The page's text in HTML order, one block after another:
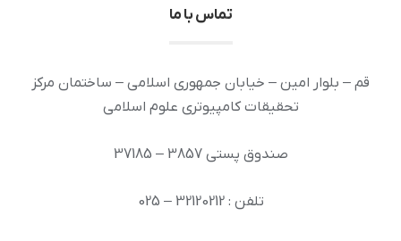
تماس با ما
قم – بلوار امین – خیابان جمهوری اسلامی – ساختمان مرکز
تحقیقات کامپیوتری علوم اسلامی
صندوق پستی 3857 – 37185
تلفن : 32120212 – 025